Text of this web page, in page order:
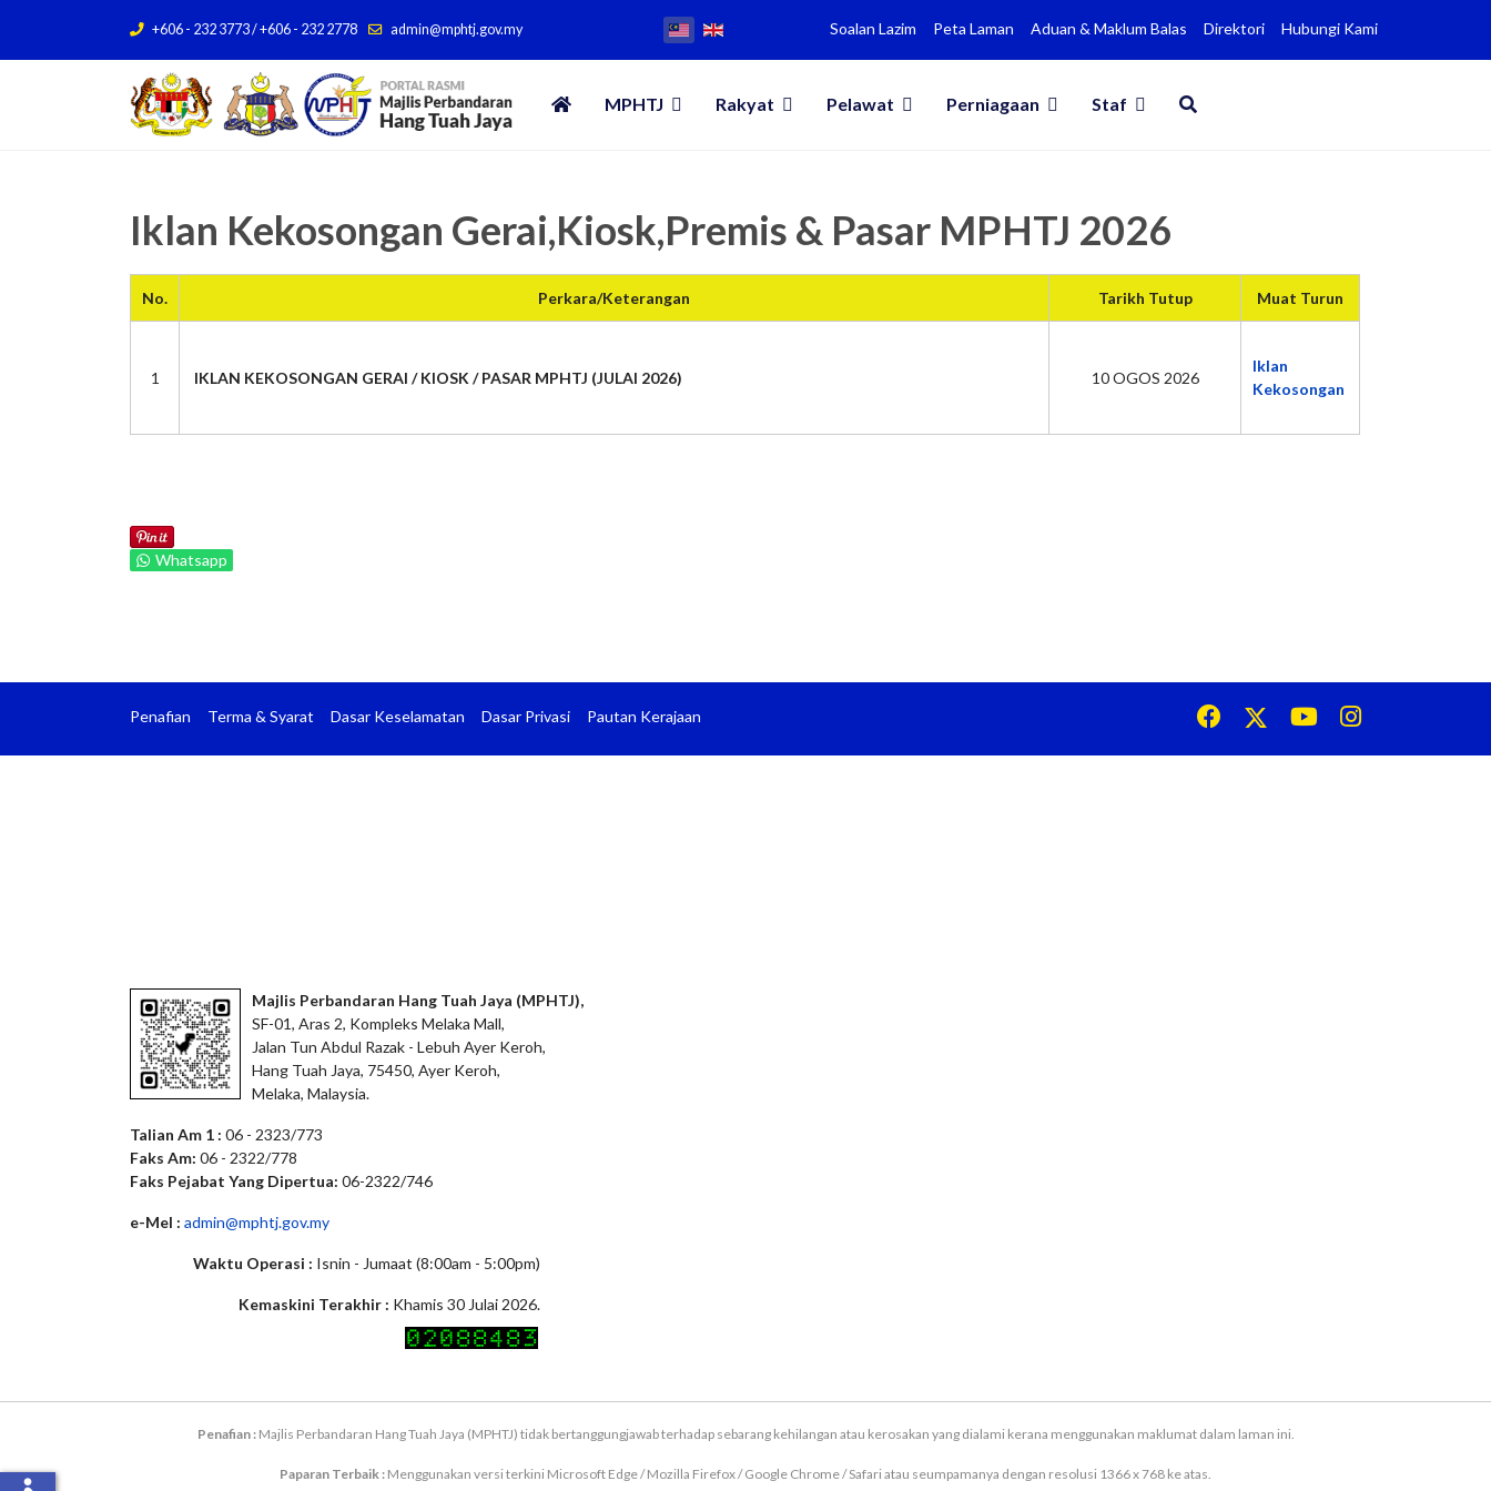
+606 - 232 3773 / +606 - 232 2778 admin@mphtj.gov.my Soalan Lazim Peta Laman Aduan & Maklum Balas Direktori Hubungi Kami
MPHTJ Rakyat Pelawat Perniagaan Staf
Iklan Kekosongan Gerai,Kiosk,Premis & Pasar MPHTJ 2026
No. Perkara/Keterangan Tarikh Tutup Muat Turun
1 IKLAN KEKOSONGAN GERAI / KIOSK / PASAR MPHTJ (JULAI 2026) 10 OGOS 2026
Iklan
Kekosongan
Whatsapp
Penafian Terma & Syarat Dasar Keselamatan Dasar Privasi Pautan Kerajaan
Majlis Perbandaran Hang Tuah Jaya (MPHTJ),
SF-01, Aras 2, Kompleks Melaka Mall,
Jalan Tun Abdul Razak - Lebuh Ayer Keroh,
Hang Tuah Jaya, 75450, Ayer Keroh,
Melaka, Malaysia.
Talian Am 1 : 06 - 2323/773
Faks Am: 06 - 2322/778
Faks Pejabat Yang Dipertua: 06-2322/746
e-Mel : admin@mphtj.gov.my
Waktu Operasi : Isnin - Jumaat (8:00am - 5:00pm)
Kemaskini Terakhir : Khamis 30 Julai 2026.
Penafian :Majlis Perbandaran Hang Tuah Jaya (MPHTJ) tidak bertanggungjawab terhadap sebarang kehilangan atau kerosakan yang dialami kerana menggunakan maklumat dalam laman ini.
Paparan Terbaik : Menggunakan versi terkini Microsoft Edge / Mozilla Firefox / Google Chrome / Safari atau seumpamanya dengan resolusi 1366 x 768 ke atas.